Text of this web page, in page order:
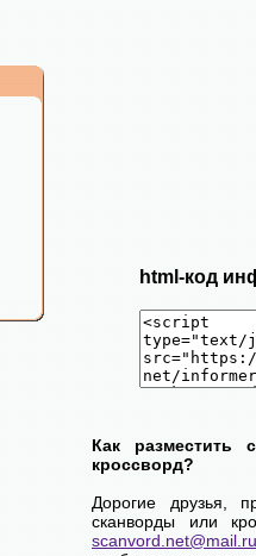
html-код
Как разместить
кроссворд?
Дорогие друзья,
сканворды или
scanvord.net@mail.ru